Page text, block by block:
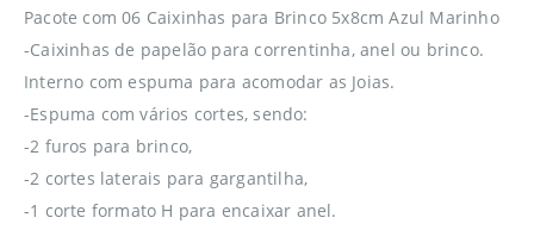
Pacote com 06 Caixinhas para Brinco 5x8cm Azul Marinho
-Caixinhas de papelão para correntinha, anel ou brinco.
Interno com espuma para acomodar as Joias.
-Espuma com vários cortes, sendo:
-2 furos para brinco,
-2 cortes laterais para gargantilha,
-1 corte formato H para encaixar anel.